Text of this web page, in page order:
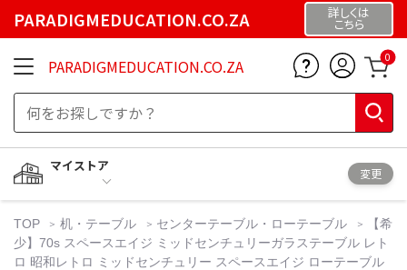
PARADIGMEDUCATION.CO.ZA 詳しくは
こちら
PARADIGMEDUCATION.CO.ZA 0
マイストア
変更
TOP 机・テーブル センターテーブル・ローテーブル
【希
少】70s スペースエイジ ミッドセンチュリーガラステーブル レト
ロ 昭和レトロ ミッドセンチュリー スペースエイジ ローテーブル